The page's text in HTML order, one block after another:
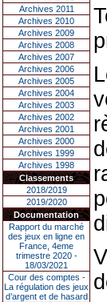
Archives 2011
Archives 2010
Archives 2009
Archives 2008
Archives 2007
Archives 2006
Archives 2005
Archives 2004
Archives 2003
Archives 2002
Archives 2001
Archives 2000
Archives 1999
Archives 1998
Classements
2018/2019
2019/2020
Documentation
Rapport du marché
des jeux en ligne en
France, 4eme
trimestre 2020 -
18/03/2021
Cour des comptes -
La régulation des jeux
d’argent et de hasard